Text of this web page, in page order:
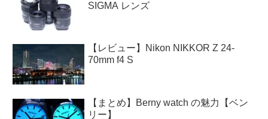
SIGMA レンズ
【レビュー】Nikon NIKKOR Z 24-
70mm f4 S
【まとめ】Berny watch の魅力【ベン
リー】